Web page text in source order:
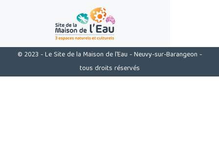
© 2023 - Le Site de la Maison de l'Eau - Neuvy-sur-Barangeon -
tous droits réservés